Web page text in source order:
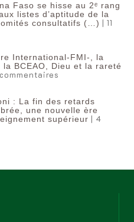
Faso se hisse au 2ᵉ rang
listes d’aptitude de la
consultatifs (…) | 11
International-FMI-, la
la BCEAO, Dieu et la rareté
: La fin des retards
une nouvelle ère
supérieur | 4